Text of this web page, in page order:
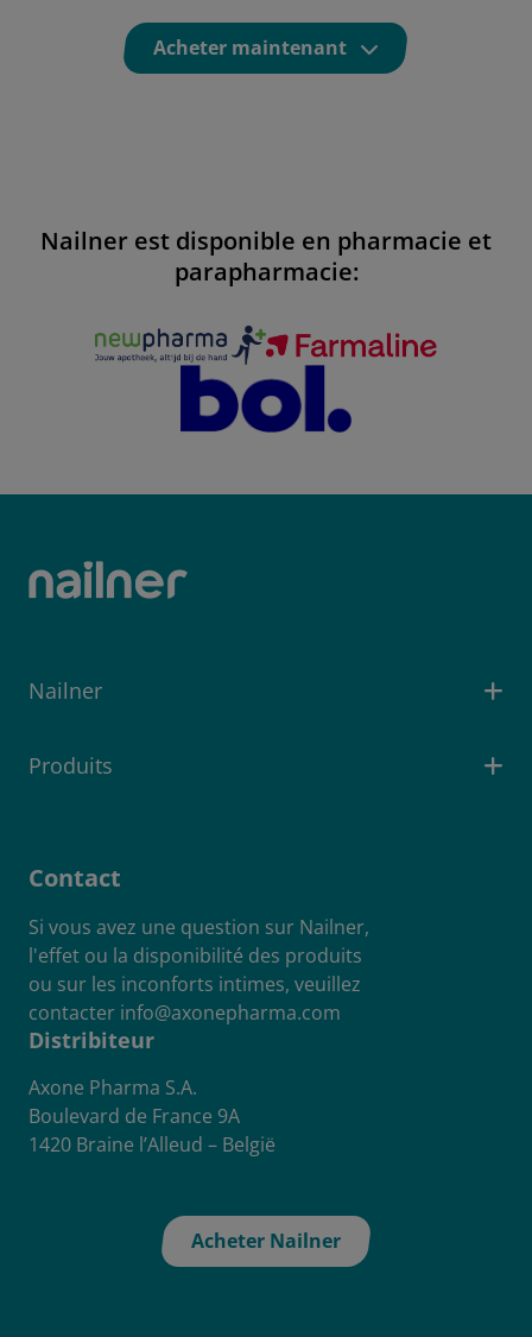
Acheter maintenant
Nailner est disponible en pharmacie et
parapharmacie:
Nailner
Produits
Contact
Si vous avez une question sur Nailner,
l'effet ou la disponibilité des produits
ou sur les inconforts intimes, veuillez
contacter info@axonepharma.com
Distribiteur
Axone Pharma S.A.
Boulevard de France 9A
1420 Braine l’Alleud – België
Acheter Nailner